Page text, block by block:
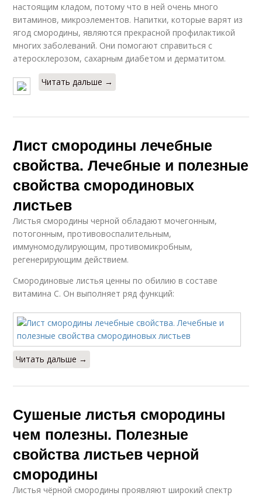
настоящим кладом, потому что в ней очень много
витаминов, микроэлементов. Напитки, которые варят из
ягод смородины, являются прекрасной профилактикой
многих заболеваний. Они помогают справиться с
атеросклерозом, сахарным диабетом и дерматитом.
Читать дальше →
Лист смородины лечебные
свойства. Лечебные и полезные
свойства смородиновых
листьев
Листья смородины черной обладают мочегонным,
потогонным, противовоспалительным,
иммуномодулирующим, противомикробным,
регенерирующим действием.
Смородиновые листья ценны по обилию в составе
витамина С. Он выполняет ряд функций:
Читать дальше →
Сушеные листья смородины
чем полезны. Полезные
свойства листьев черной
смородины
Листья чёрной смородины проявляют широкий спектр